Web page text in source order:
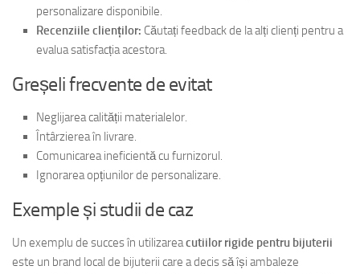
personalizare disponibile.
Recenziile clienților: Căutați feedback de la alți clienți pentru a
evalua satisfacția acestora.
Greșeli frecvente de evitat
Neglijarea calității materialelor.
Întârzierea în livrare.
Comunicarea ineficientă cu furnizorul.
Ignorarea opțiunilor de personalizare.
Exemple și studii de caz
Un exemplu de succes în utilizareacutiilor rigide pentru bijuterii
este un brand local de bijuterii care a decis să își ambaleze